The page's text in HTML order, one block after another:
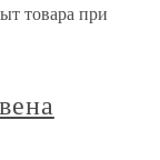
товара при